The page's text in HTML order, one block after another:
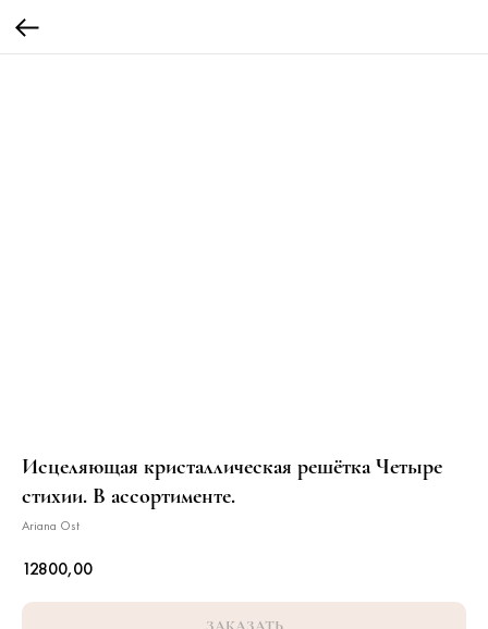
Исцеляющая кристаллическая решётка Четыре
стихии. В ассортименте.
Ariana Ost
12800,00